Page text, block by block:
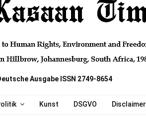
Ausgabe ISSN 2749-8654
Kunst DSGVO Disclaimer